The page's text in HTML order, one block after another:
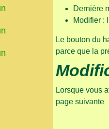
Dernière
Modifier :
Le bouton du
parce que la
Lorsque vous
page suivante